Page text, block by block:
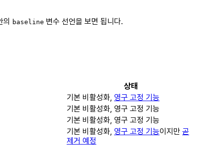
의 baseline 변수 선언을 보면 됩니다.
상태
기본 비활성화, 영구 고정 기능
기본 비활성화, 영구 고정 기능
기본 비활성화, 영구 고정 기능
기본 비활성화, 영구 고정 기능이지만 곧
제거 예정